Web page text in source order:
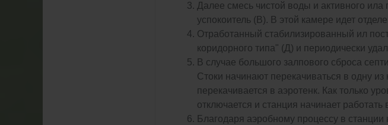
Далее смесь чистой воды и активного
успокоитель (В). В этой камере идет
Отработанный стабилизированный ил
коридорного типа" (Д) и периодически
В случае большого залпового сброса
Стоки начинают перекачиваться в одну
перекачивается в аэротенк. Как только
отключается и станция начинает
Благодаря аэробному процессу в